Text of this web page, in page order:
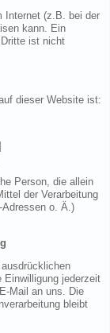
Internet (z.B. bei der
kann. Ein
ist nicht
dieser Website ist:
Person, die allein
der Verarbeitung
o. Ä.)
Einwilligung jederzeit
Mail an uns. Die
bleibt